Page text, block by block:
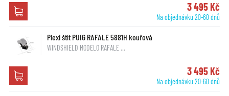
3 495 Kč
Na objednávku 20-60 dnů
Plexi štít PUIG RAFALE 5881H kouřová
WINDSHIELD MODELO RAFALE …
3 495 Kč
Na objednávku 20-60 dnů